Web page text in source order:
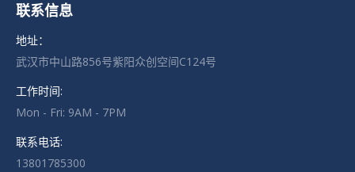
联系信息
地址：
武汉市中山路856号紫阳众创空间C124号
工作时间:
Mon - Fri: 9AM - 7PM
联系电话:
13801785300